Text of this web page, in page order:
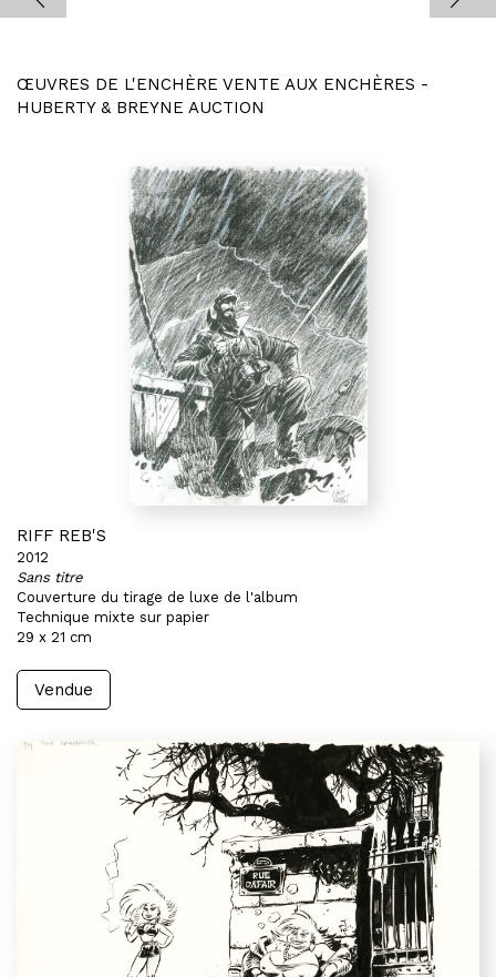
ŒUVRES DE L'ENCHÈRE VENTE AUX ENCHÈRES -
HUBERTY & BREYNE AUCTION
RIFF REB'S
2012
Sans titre
Couverture du tirage de luxe de l'album
Technique mixte sur papier
29 x 21 cm
Vendue